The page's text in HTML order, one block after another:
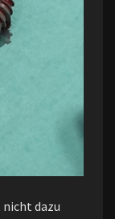
nicht dazu